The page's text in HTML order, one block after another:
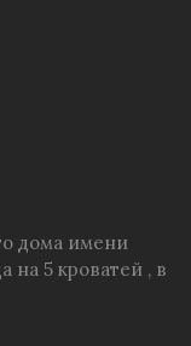
дома имени
на 5 кроватей , в